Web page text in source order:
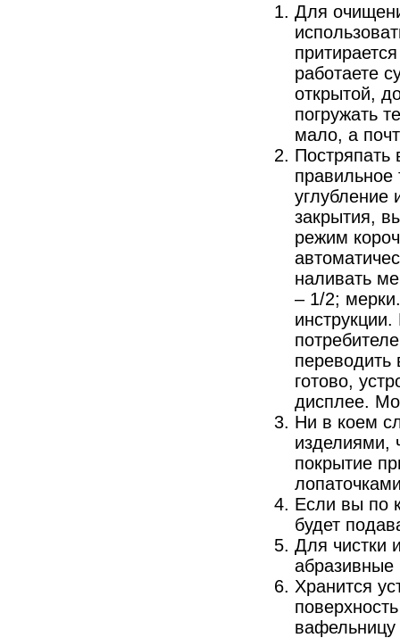
Для
работаете
открытой,
погружать
мало, а
Постряпать
правильное
углубление
закрытия,
режим
наливать
– 1/2;
переводить
готово,
дисплее.
Ни в коем
изделиями,
покрытие
Если вы по
будет
Для чистки
абразивные
Хранится